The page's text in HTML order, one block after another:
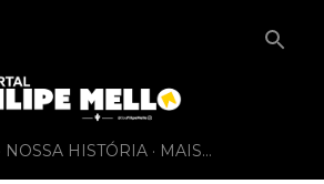
NOSSA HISTÓRIA MAIS…